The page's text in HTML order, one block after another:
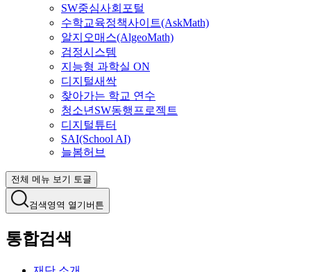
SW중심사회포털
수학교육정책사이트(AskMath)
알지오매스(AlgeoMath)
검정시스템
지능형 과학실 ON
디지털새싹
찾아가는 학교 연수
청소년SW동행프로젝트
디지털튜터
SAI(School AI)
늘봄허브
전체 메뉴 보기 토글
검색영역 열기버튼
통합검색